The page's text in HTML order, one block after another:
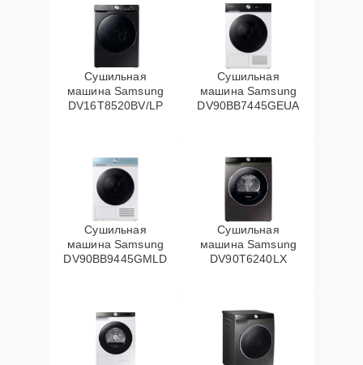
Сушильная
машина Samsung
DV16T8520BV/LP
Сушильная
машина Samsung
DV90BB7445GEUA
Сушильная
машина Samsung
DV90BB9445GMLD
Сушильная
машина Samsung
DV90T6240LX